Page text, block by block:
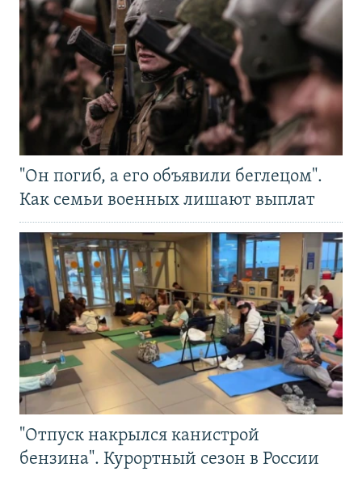
"Он погиб, а его объявили беглецом".
Как семьи военных лишают выплат
"Отпуск накрылся канистрой
бензина". Курортный сезон в России